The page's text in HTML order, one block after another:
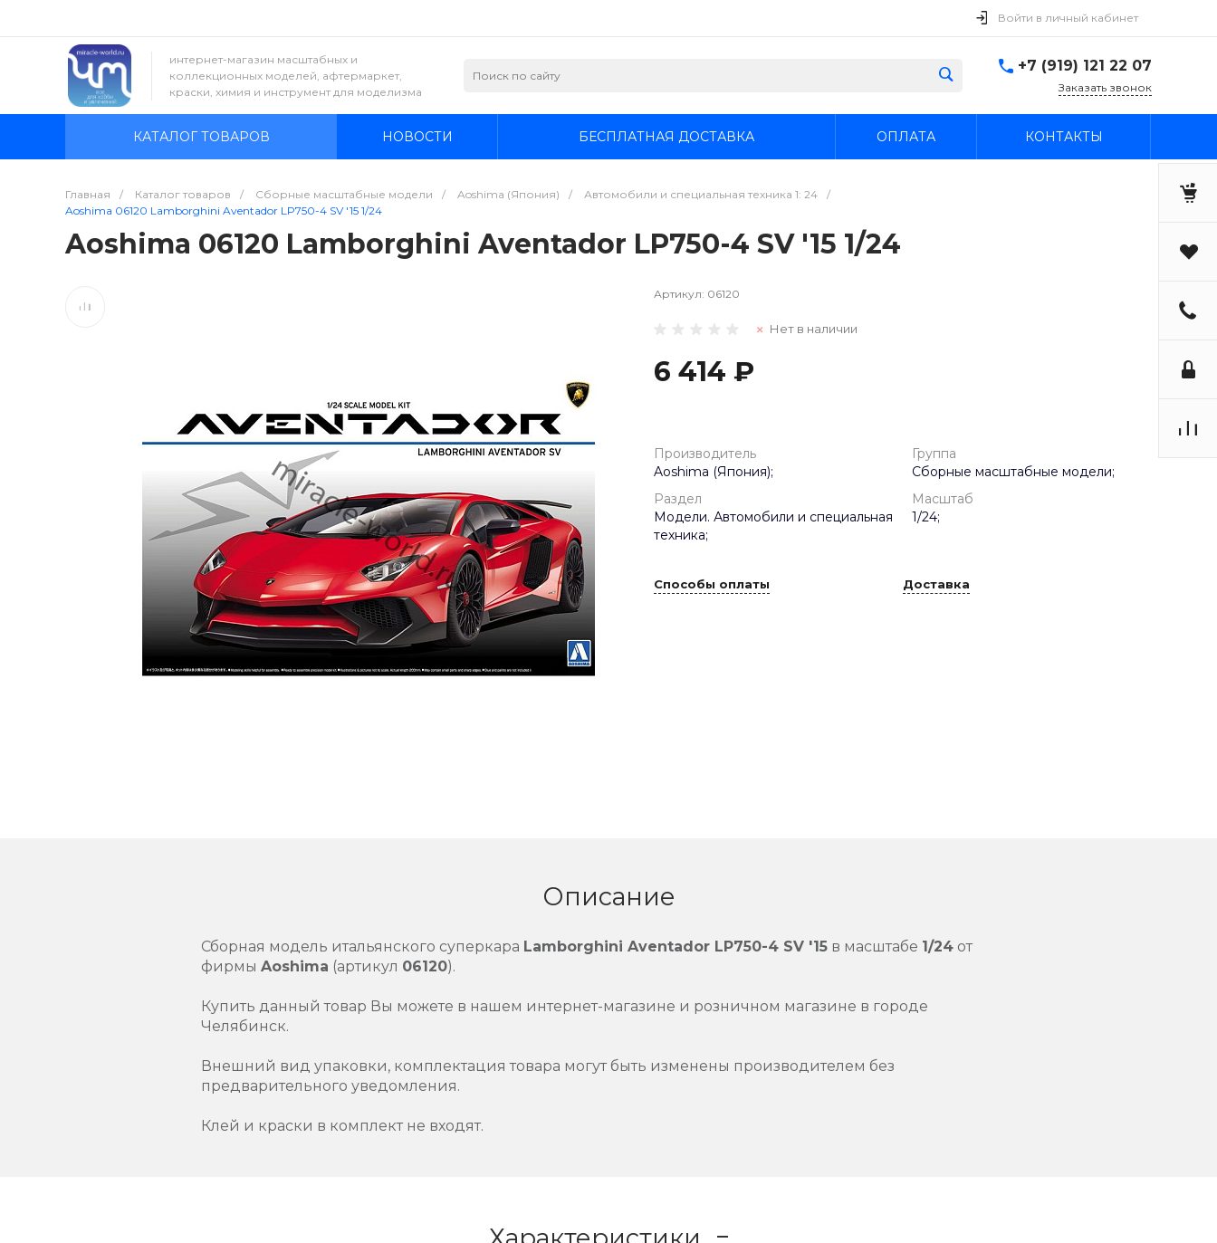
Войти в личный кабинет
интернет-магазин масштабных и
коллекционных моделей, афтермаркет,
краски, химия и инструмент для моделизма
+7 (919) 121 22 07
Заказать звонок
КАТАЛОГ ТОВАРОВ НОВОСТИ БЕСПЛАТНАЯ ДОСТАВКА ОПЛАТА КОНТАКТЫ
Главная / Каталог товаров / Сборные масштабные модели / Aoshima (Япония) / Автомобили и специальная техника 1: 24
/
Aoshima 06120 Lamborghini Aventador LP750-4 SV '15 1/24
Aoshima 06120 Lamborghini Aventador LP750-4 SV '15 1/24
Артикул: 06120
Нет в наличии
6 414 ₽
Производитель
Aoshima (Япония);
Группа
Сборные масштабные модели;
Раздел
Модели. Автомобили и специальная
техника;
Масштаб
1/24;
Способы оплаты Доставка
Описание
Сборная модель итальянского суперкара Lamborghini Aventador LP750-4 SV '15 в масштабе 1/24 от
фирмы Aoshima (артикул 06120).
Купить данный товар Вы можете в нашем интернет-магазине и розничном магазине в городе
Челябинск.
Внешний вид упаковки, комплектация товара могут быть изменены производителем без
предварительного уведомления.
Клей и краски в комплект не входят.